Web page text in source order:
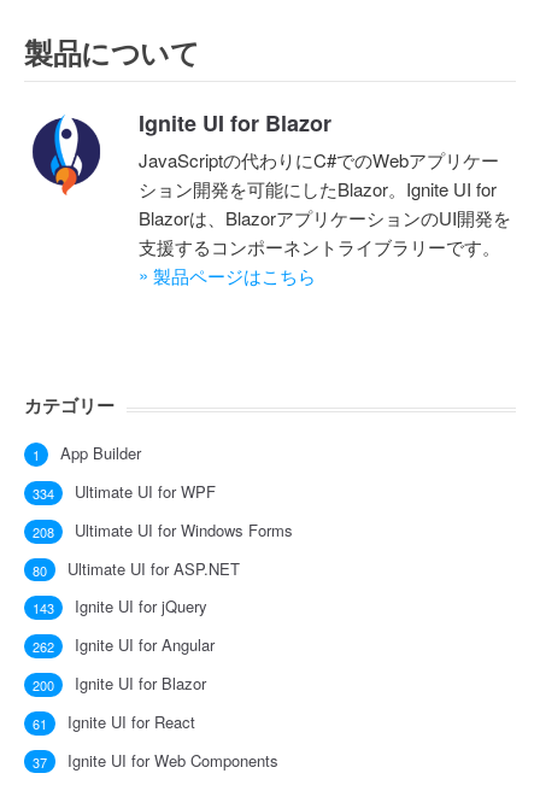
製品について
Ignite UI for Blazor
JavaScriptの代わりにC#でのWebアプリケー
ション開発を可能にしたBlazor。Ignite UI for
Blazorは、BlazorアプリケーションのUI開発を
支援するコンポーネントライブラリーです。
» 製品ページはこちら
カテゴリー
App Builder
1
Ultimate UI for WPF
334
Ultimate UI for Windows Forms
208
Ultimate UI for ASP.NET
80
Ignite UI for jQuery
143
Ignite UI for Angular
262
Ignite UI for Blazor
200
Ignite UI for React
61
Ignite UI for Web Components
37